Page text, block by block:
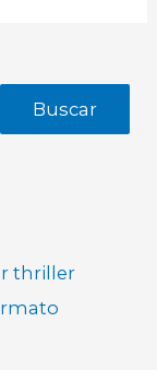
Buscar
thriller